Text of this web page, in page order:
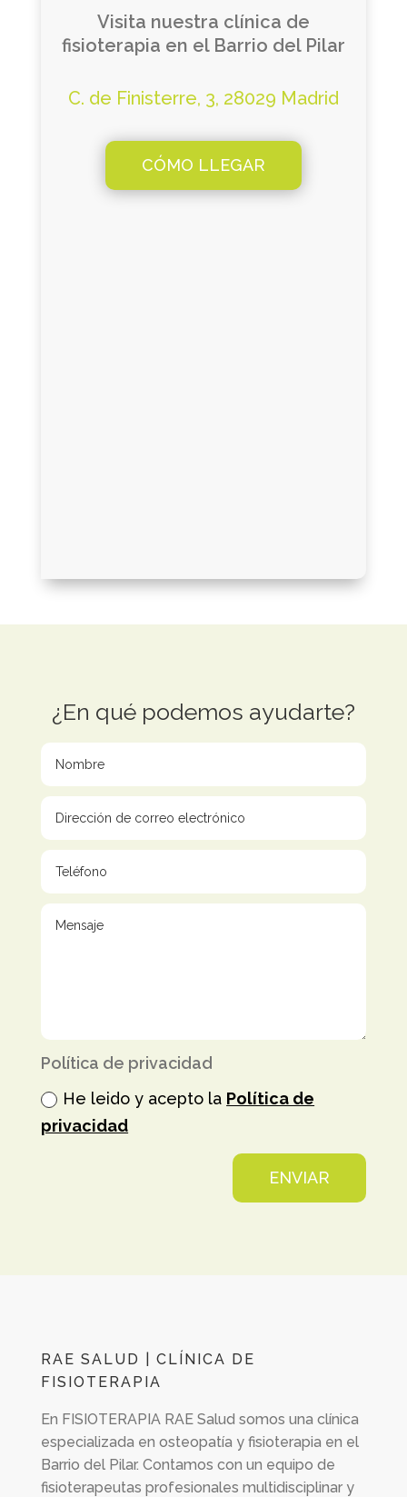
Visita nuestra clínica de
fisioterapia en el Barrio del Pilar
C. de Finisterre, 3, 28029 Madrid
CÓMO LLEGAR
¿En qué podemos ayudarte?
Política de privacidad
He leido y acepto la Política de
privacidad
ENVIAR
RAE SALUD | CLÍNICA DE
FISIOTERAPIA
En FISIOTERAPIA RAE Salud somos una clínica
especializada en osteopatía y fisioterapia en el
Barrio del Pilar. Contamos con un equipo de
fisioterapeutas profesionales multidisciplinar y